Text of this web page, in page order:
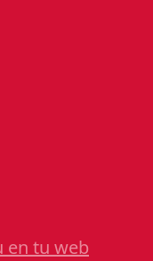
en tu web